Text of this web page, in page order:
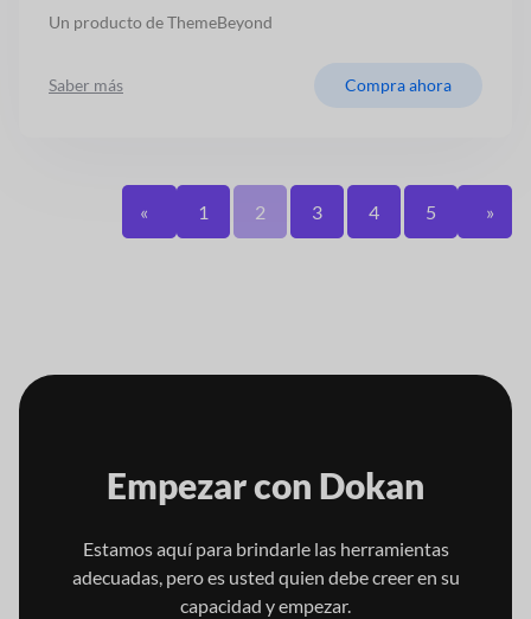
Un producto de ThemeBeyond
Saber más Compra ahora
« 1 2 3 4 5 »
Empezar con Dokan
Estamos aquí para brindarle las herramientas
adecuadas, pero es usted quien debe creer en su
capacidad y empezar.